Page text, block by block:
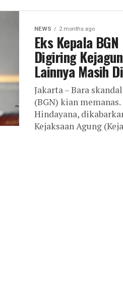
NEWS 2 months ago
Eks Kepala
Digiring
Lainnya Masih
Jakarta – Bara
(BGN) kian
Hindayana,
Kejaksaan Agung